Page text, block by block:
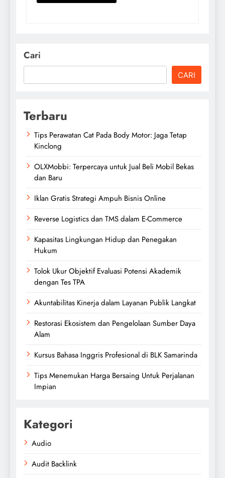
Cari
CARI
Terbaru
Tips Perawatan Cat Pada Body Motor: Jaga Tetap
Kinclong
OLXMobbi: Terpercaya untuk Jual Beli Mobil Bekas
dan Baru
Iklan Gratis Strategi Ampuh Bisnis Online
Reverse Logistics dan TMS dalam E-Commerce
Kapasitas Lingkungan Hidup dan Penegakan
Hukum
Tolok Ukur Objektif Evaluasi Potensi Akademik
dengan Tes TPA
Akuntabilitas Kinerja dalam Layanan Publik Langkat
Restorasi Ekosistem dan Pengelolaan Sumber Daya
Alam
Kursus Bahasa Inggris Profesional di BLK Samarinda
Tips Menemukan Harga Bersaing Untuk Perjalanan
Impian
Kategori
Audio
Audit Backlink